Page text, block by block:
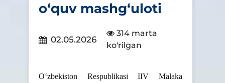
o‘quv mashg‘uloti
02.05.2026
314 marta
ko'rilgan
O‘zbekiston Respublikasi IIV Malaka